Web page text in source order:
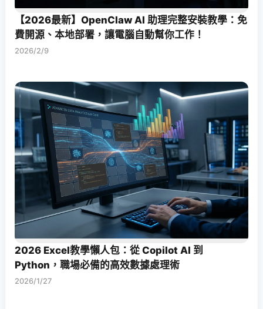
【2026最新】OpenClaw AI 助理完整安裝教學：免
費開源、本地部署，讓電腦自動幫你工作！
2026/2/9
2026 Excel教學懶人包：從 Copilot AI 到
Python，職場必備的高效數據處理術
2026/1/27